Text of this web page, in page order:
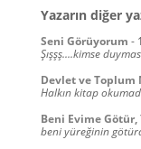
Yazarın diğer
Seni Görüyorum -
Şışşş....kimse
Devlet ve Toplum
Halkın kitap
Beni Evime
beni yüreğinin